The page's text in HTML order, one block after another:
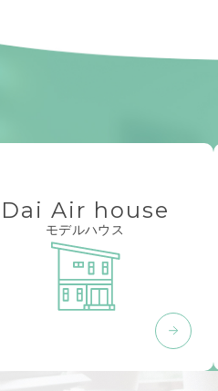
Dai Air house
モデルハウス